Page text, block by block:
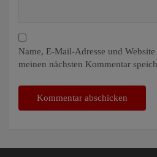
Name, E-Mail-Adresse und
meinen nächsten Kommentar